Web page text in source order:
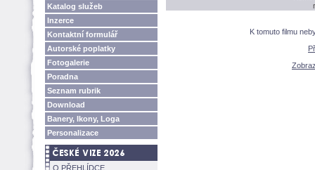
Katalog služeb
Inzerce
Kontaktní formulář
Autorské poplatky
Fotogalerie
Poradna
Seznam rubrik
Download
Banery, Ikony, Loga
Personalizace
O PŘEHLÍDCE
K tomuto filmu